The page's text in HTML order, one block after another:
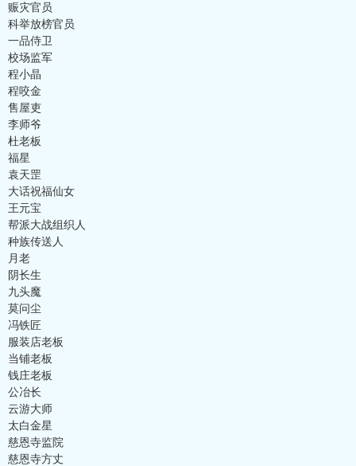
赈灾官员
科举放榜官员
一品侍卫
校场监军
程小晶
程咬金
售屋吏
李师爷
杜老板
福星
袁天罡
大话祝福仙女
王元宝
帮派大战组织人
种族传送人
月老
阴长生
九头魔
莫问尘
冯铁匠
服装店老板
当铺老板
钱庄老板
公冶长
云游大师
太白金星
慈恩寺监院
慈恩寺方丈